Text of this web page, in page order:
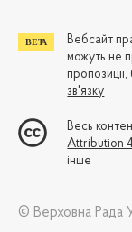
Вебсайт
можуть не
зв'язку
Весь
Attribution
інше
© Верховна Рада